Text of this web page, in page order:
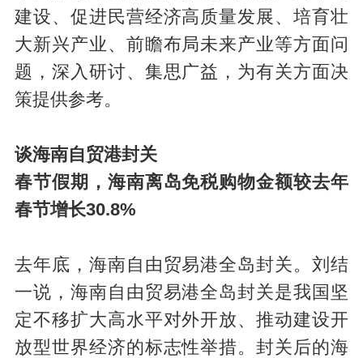
建设、促进民营经济高质量发展、培育壮
大新兴产业、前瞻布局未来产业等方面问
题，深入研讨、集思广益，为有关方面决
策提供参考。
谈海南自贸港封关
春节假期，海南离岛免税购物金额较去年
春节增长30.8%
去年底，海南自由贸易港全岛封关。刘结
一说，海南自由贸易港全岛封关是我国坚
定不移扩大高水平对外开放、推动建设开
放型世界经济的标志性举措。封关后的海